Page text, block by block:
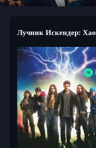
Лучник Искендер: